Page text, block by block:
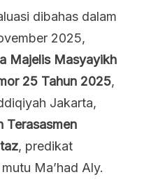
dibahas dalam
2025,
Majelis Masyayikh
25 Tahun 2025,
Jakarta,
Terasasmen
, predikat
Ma’had Aly.